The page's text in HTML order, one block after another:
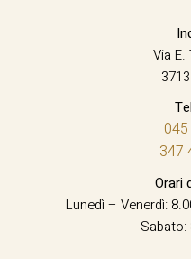
Via
347
Orari
Lunedì – Venerdì:
Sabato: